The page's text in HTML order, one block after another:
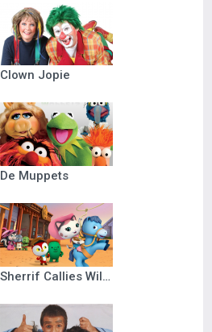
Clown Jopie
De Muppets
Sherrif Callies Wilde Westen